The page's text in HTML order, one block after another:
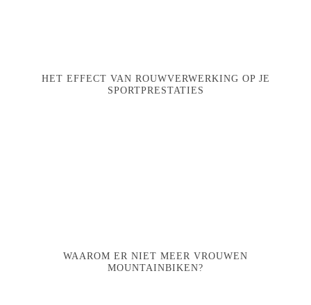
HET EFFECT VAN ROUWVERWERKING OP JE
SPORTPRESTATIES
WAAROM ER NIET MEER VROUWEN
MOUNTAINBIKEN?